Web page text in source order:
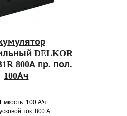
DELKOR
800А пр. пол.
100Ач
Емкость: 100 А/ч
ток: 800 А